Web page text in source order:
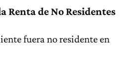
Renta de No Residentes
fuera no residente en